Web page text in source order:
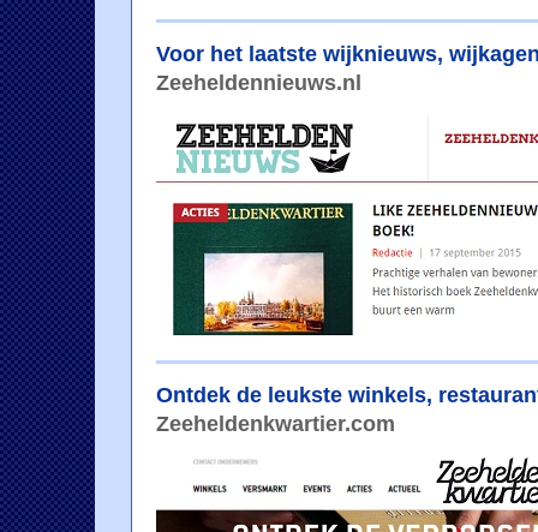
Voor het laatste wijknieuws,
Zeeheldennieuws.nl
Ontdek de leukste winkels,
Zeeheldenkwartier.com